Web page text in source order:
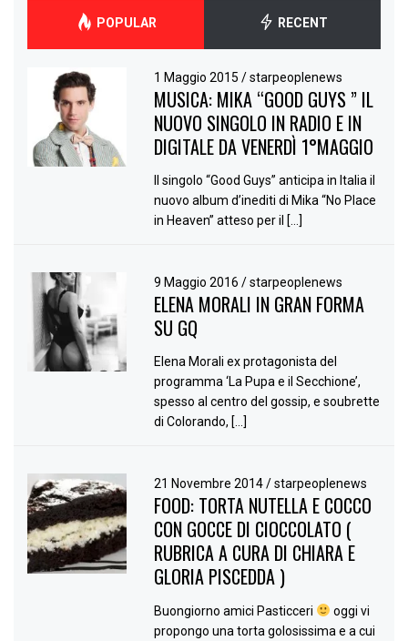
POPULAR RECENT
1 Maggio 2015/ starpeoplenews
MUSICA: MIKA “GOOD GUYS ” IL
NUOVO SINGOLO IN RADIO E IN
DIGITALE DA VENERDÌ 1°MAGGIO
Il singolo “Good Guys” anticipa in Italia il
nuovo album d’inediti di Mika “No Place
in Heaven” atteso per il […]
9 Maggio 2016/ starpeoplenews
ELENA MORALI IN GRAN FORMA
SU GQ
Elena Morali ex protagonista del
programma ‘La Pupa e il Secchione’,
spesso al centro del gossip, e soubrette
di Colorando, […]
21 Novembre 2014/ starpeoplenews
FOOD: TORTA NUTELLA E COCCO
CON GOCCE DI CIOCCOLATO (
RUBRICA A CURA DI CHIARA E
GLORIA PISCEDDA )
Buongiorno amici Pasticceri
oggi vi
propongo una torta golosissima e a cui